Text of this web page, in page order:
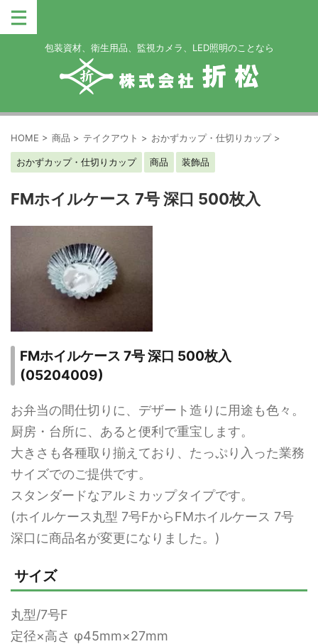
包装資材、衛生用品、監視カメラ、LED照明のことなら
HOME > 商品 > テイクアウト > おかずカップ・仕切りカップ >
おかずカップ・仕切りカップ 商品 装飾品
FMホイルケース 7号 深口 500枚入
FMホイルケース 7号 深口 500枚入
(05204009)
お弁当の間仕切りに、デザート造りに用途も色々。
厨房・台所に、あると便利で重宝します。
大きさも各種取り揃えており、たっぷり入った業務
サイズでのご提供です。
スタンダードなアルミカップタイプです。
(ホイルケース丸型 7号FからFMホイルケース 7号
深口に商品名が変更になりました。)
サイズ
丸型/7号F
定径×高さ φ45mm×27mm